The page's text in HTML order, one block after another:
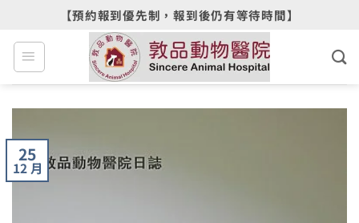
content
【預約報到優先制，報到後仍有等待時間】
25
12 月